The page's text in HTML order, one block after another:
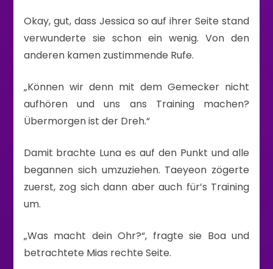
Okay, gut, dass Jessica so auf ihrer Seite stand
verwunderte sie schon ein wenig. Von den
anderen kamen zustimmende Rufe.
„Können wir denn mit dem Gemecker nicht
aufhören und uns ans Training machen?
Übermorgen ist der Dreh.“
Damit brachte Luna es auf den Punkt und alle
begannen sich umzuziehen. Taeyeon zögerte
zuerst, zog sich dann aber auch für’s Training
um.
„Was macht dein Ohr?“, fragte sie Boa und
betrachtete Mias rechte Seite.